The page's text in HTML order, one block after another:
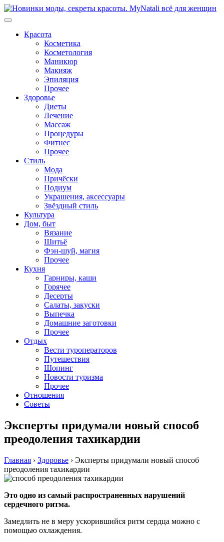
Перейти
к
Красота
Косметика
Косметология
Маникюр
Макияж
Эпиляция
Прочее
Здоровье
Диеты
Лечение
Массаж
Процедуры
Фитнес
Прочее
Стиль
Мода
Причёски
Подиум
Украшения, аксессуары
Звёздный стиль
Культура
Дом, быт
Вязание
Шитьё
Фэн-шуй, магия
Прочее
Кухня
Гарниры, каши
Горячее
Десерты
Салаты, закуски
Выпечка
Домашние заготовки
Прочее
Отдых
Вести туроператоров
Путешествия
Шопинг
Новости туризма
Прочее
Отношения
Советы
Эксперты придумали новый способ
преодоления тахикардии
Главная › Здоровье › Эксперты придумали новый способ
преодоления тахикардии
Это одно из самый распространенных нарушений
сердечного ритма.
Замедлить не в меру ускорившийся ритм сердца можно с
помощью охлаждения.